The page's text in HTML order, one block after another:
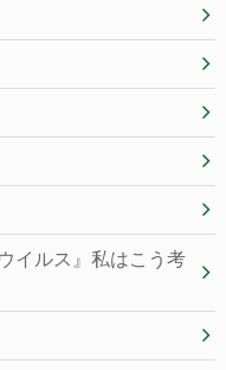
イルス』私はこう考